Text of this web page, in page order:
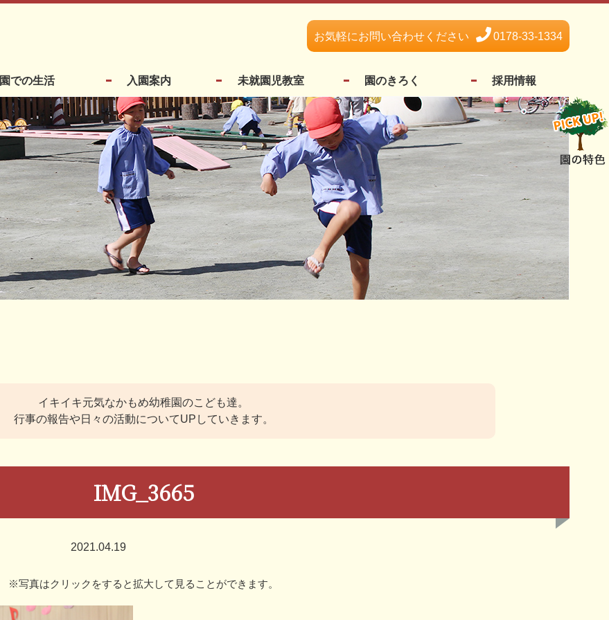
お気軽にお問い合わせください 0178-33-1334
園での生活 入園案内 未就園児教室 園のきろく 採用情報
イキイキ元気なかもめ幼稚園のこども達。
行事の報告や日々の活動についてUPしていきます。
IMG_3665
2021.04.19
※写真はクリックをすると拡大して見ることができます。